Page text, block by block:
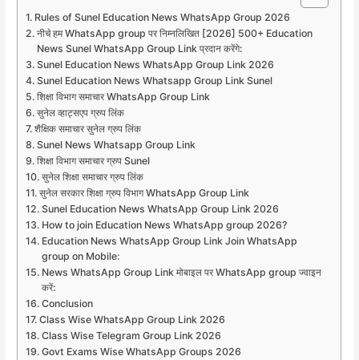
Rules of Sunel Education News WhatsApp Group 2026
नीचे हम WhatsApp group पर निम्नलिखित [2026] 500+ Education
News Sunel WhatsApp Group Link प्रदान करेंगे:
Sunel Education News WhatsApp Group Link 2026
Sunel Education News Whatsapp Group Link Sunel
शिक्षा विभाग समाचार WhatsApp Group Link
सुनेल व्हाट्सएप ग्रुप लिंक
शैक्षिक समाचार सुनेल ग्रुप लिंक
Sunel News Whatsapp Group Link
शिक्षा विभाग समाचार ग्रुप Sunel
सुनेल शिक्षा समाचार ग्रुप लिंक
सुनेल सरकार शिक्षा ग्रुप विभाग WhatsApp Group Link
Sunel Education News WhatsApp Group Link 2026
How to join Education News WhatsApp group 2026?
Education News WhatsApp Group Link Join WhatsApp
group on Mobile:
News WhatsApp Group Link मोबाइल पर WhatsApp group ज्वाइन
करें:
Conclusion
Class Wise WhatsApp Group Link 2026
Class Wise Telegram Group Link 2026
Govt Exams Wise WhatsApp Groups 2026